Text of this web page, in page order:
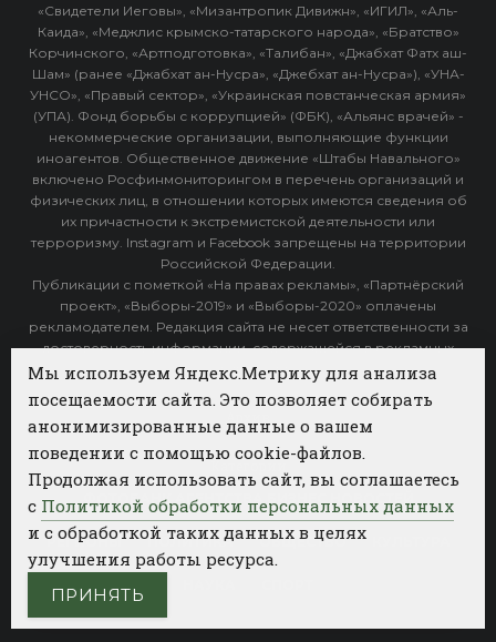
«Свидетели Иеговы», «Мизантропик Дивижн», «ИГИЛ», «Аль-
Каида», «Меджлис крымско-татарского народа», «Братство»
Корчинского, «Артподготовка», «Талибан», «Джабхат Фатх аш-
Шам» (ранее «Джабхат ан-Нусра», «Джебхат ан-Нусра»), «УНА-
УНСО», «Правый сектор», «Украинская повстанческая армия»
(УПА). Фонд борьбы с коррупцией» (ФБК), «Альянс врачей» -
некоммерческие организации, выполняющие функции
иноагентов. Общественное движение «Штабы Навального»
включено Росфинмониторингом в перечень организаций и
физических лиц, в отношении которых имеются сведения об
их причастности к экстремистской деятельности или
терроризму. Instagram и Facebook запрещены на территории
Российской Федерации.
Публикации с пометкой «На правах рекламы», «Партнёрский
проект», «Выборы-2019» и «Выборы-2020» оплачены
рекламодателем. Редакция сайта не несет ответственности за
достоверность информации, содержащейся в рекламных
объявлениях.
Категории
ФОТОБАНК АГЕНТСТВА БИЗНЕС НОВОСТЕЙ
РЕГИОНЫ ПОЛИТИКА ОБЩЕСТВО
Мы используем Яндекс.Метрику для анализа
посещаемости сайта. Это позволяет собирать
анонимизированные данные о вашем
поведении с помощью cookie-файлов.
Продолжая использовать сайт, вы соглашаетесь
с Политикой обработки персональных данных
и с обработкой таких данных в целях
улучшения работы ресурса.
ПРИНЯТЬ